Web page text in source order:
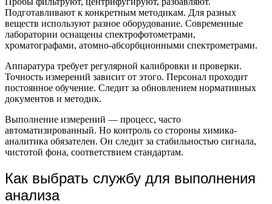
Подготавливают к конкретным методикам. Для разных
веществ используют разное оборудование. Современные
лаборатории оснащены спектрофотометрами,
хроматографами, атомно-абсорбционными спектрометрами.
Аппаратура требует регулярной калибровки и проверки.
Точность измерений зависит от этого. Персонал проходит
постоянное обучение. Следит за обновлением нормативных
документов и методик.
Выполнение измерений — процесс, часто
автоматизированный. Но контроль со стороны химика-
аналитика обязателен. Он следит за стабильностью сигнала,
чистотой фона, соответствием стандартам.
Как выбрать службу для выполнения
анализа